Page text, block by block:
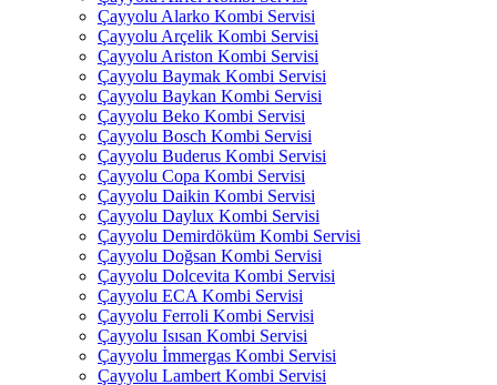
Çayyolu Alarko Kombi Servisi
Çayyolu Arçelik Kombi Servisi
Çayyolu Ariston Kombi Servisi
Çayyolu Baymak Kombi Servisi
Çayyolu Baykan Kombi Servisi
Çayyolu Beko Kombi Servisi
Çayyolu Bosch Kombi Servisi
Çayyolu Buderus Kombi Servisi
Çayyolu Copa Kombi Servisi
Çayyolu Daikin Kombi Servisi
Çayyolu Daylux Kombi Servisi
Çayyolu Demirdöküm Kombi Servisi
Çayyolu Doğsan Kombi Servisi
Çayyolu Dolcevita Kombi Servisi
Çayyolu ECA Kombi Servisi
Çayyolu Ferroli Kombi Servisi
Çayyolu Isısan Kombi Servisi
Çayyolu İmmergas Kombi Servisi
Çayyolu Lambert Kombi Servisi